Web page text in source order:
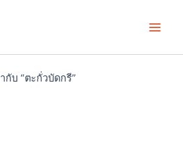
บ “ตะกั่วบัดกรี”